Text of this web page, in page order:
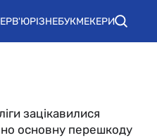
РІЗНЕБУКМЕКЕРИ
зацікавилися
основну перешкоду